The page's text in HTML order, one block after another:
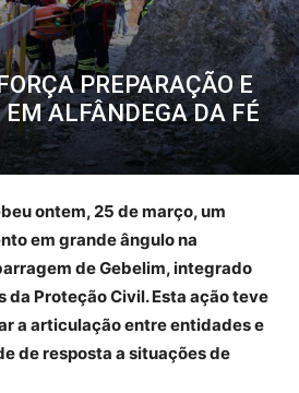
PREPARAÇÃO E
EM ALFÂNDEGA DA FÉ
ontem, 25 de março, um
em grande ângulo na
de Gebelim, integrado
da Proteção Civil. Esta ação teve
a articulação entre entidades e
de resposta a situações de